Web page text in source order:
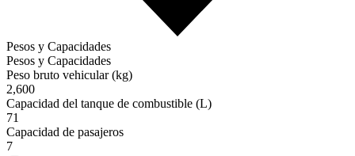
Pesos y Capacidades
Pesos y Capacidades
Peso bruto vehicular (kg)
2,600
Capacidad del tanque de combustible (L)
71
Capacidad de pasajeros
7